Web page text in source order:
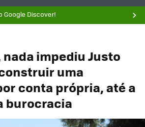
Google Discover!
nada impediu Justo
uma
conta própria, até a
burocracia